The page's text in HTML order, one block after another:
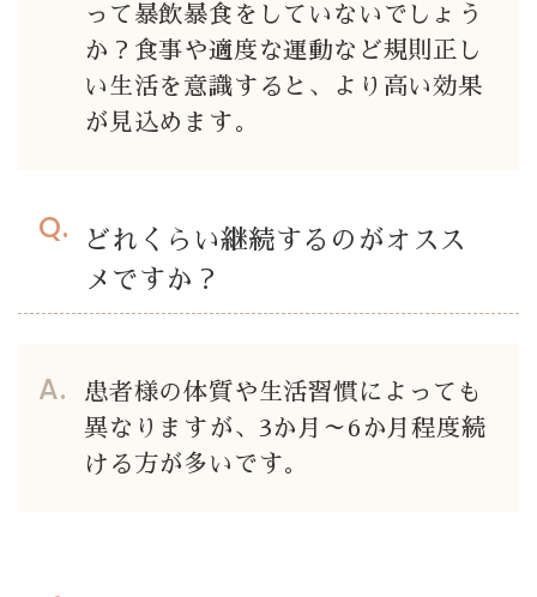
って暴飲暴食をしていないでしょう
か？食事や適度な運動など規則正し
い生活を意識すると、より高い効果
が見込めます。
どれくらい継続するのがオスス
メですか？
患者様の体質や生活習慣によっても
異なりますが、3か月～6か月程度続
ける方が多いです。